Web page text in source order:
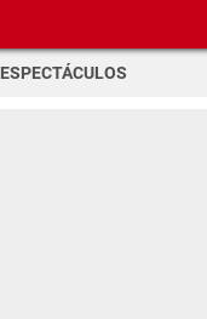
ESPECTÁCULOS